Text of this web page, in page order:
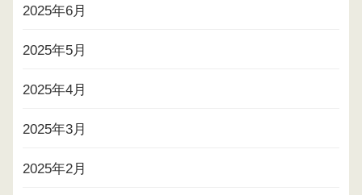
2025年6月
2025年5月
2025年4月
2025年3月
2025年2月